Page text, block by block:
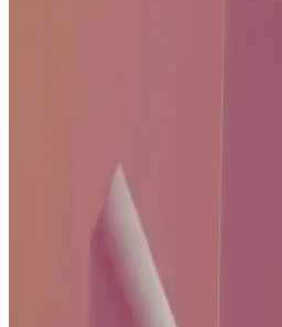
TCL'nin akıllı televizyon modelleri,
platformlarıyla yüksek görüntü
müşteri hizmetleri ve güncelleme
55 inç 4K QLED Akıllı
İçin En İyi Seçenekler ve